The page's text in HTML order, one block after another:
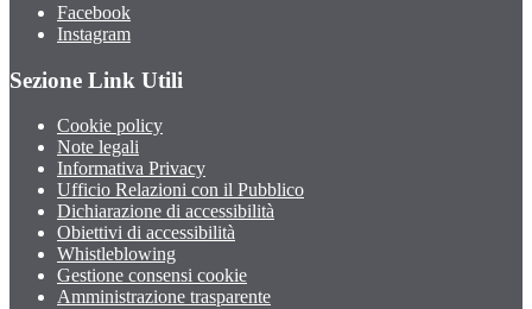
Facebook
Instagram
Sezione Link Utili
Cookie policy
Note legali
Informativa Privacy
Ufficio Relazioni con il Pubblico
Dichiarazione di accessibilità
Obiettivi di accessibilità
Whistleblowing
Gestione consensi cookie
Amministrazione trasparente